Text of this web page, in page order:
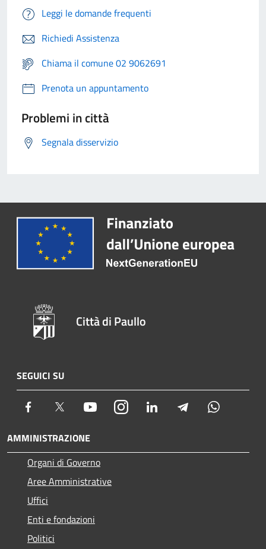
Leggi le domande frequenti
Richiedi Assistenza
Chiama il comune 02 9062691
Prenota un appuntamento
Problemi in città
Segnala disservizio
Città di Paullo
SEGUICI SU
Facebook Twitter YoutubeInstagram LinkedIn Telegram
AMMINISTRAZIONE
Organi di Governo
Aree Amministrative
Uffici
Enti e fondazioni
Politici